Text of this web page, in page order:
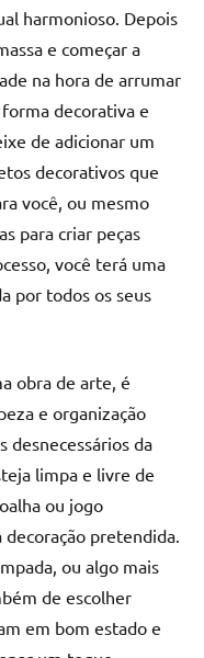
harmonioso. Depois
e começar a
na hora de arrumar
decorativa e
de adicionar um
decorativos que
você, ou mesmo
para criar peças
você terá uma
por todos os seus
obra de arte, é
e organização
desnecessários da
limpa e livre de
ou jogo
pretendida.
ou algo mais
de escolher
em bom estado e